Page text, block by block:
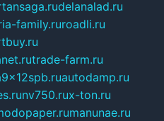
delanalad.ru
family.ruroadli.ru
trade-farm.ru
autodamp.ru
nv750.rux-ton.ru
manunae.ru